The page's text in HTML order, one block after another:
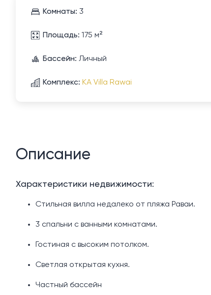
Комнаты: 3
Площадь: 175 м²
Бассейн: Личный
Комплекс: KA Villa Rawai
Описание
Характеристики недвижимости:
Стильная вилла недалеко от пляжа Раваи.
3 спальни с ванными комнатами.
Гостиная с высоким потолком.
Светлая открытая кухня.
Частный бассейн